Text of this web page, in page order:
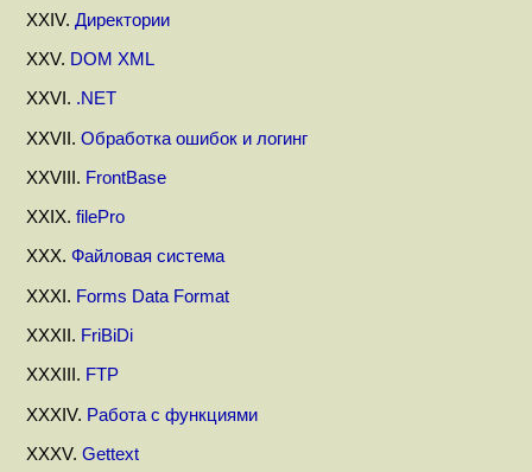
XXIV. Директории
XXV. DOM XML
XXVI. .NET
XXVII. Обработка ошибок и логинг
XXVIII. FrontBase
XXIX. filePro
XXX. Файловая система
XXXI. Forms Data Format
XXXII. FriBiDi
XXXIII. FTP
XXXIV. Работа с функциями
XXXV. Gettext